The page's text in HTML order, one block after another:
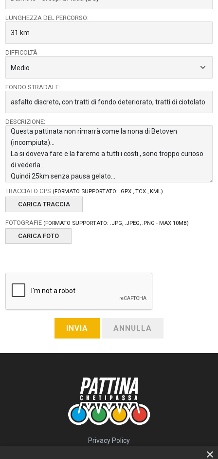
LUNGHEZZA DEL PERCORSO:
DIFFICOLTÀ
FONDO STRADALE:
DESCRIZIONE:
TRACCIATO GPS (FORMATO SUPPORTATO: .GPX ,.TCX ,.KML)
CARICA TRACCIA
FOTOGRAFIE (FORMATO SUPPORTATO: .JPG, .JPEG, .PNG - MAX 10MB)
CARICA FOTO
INVIA ANNULLA
Privacy Policy
×